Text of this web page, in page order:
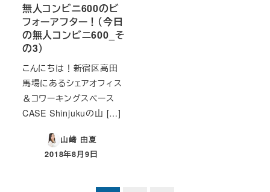
無人コンビニ600のビ
フォーアフター！（今日
の無人コンビニ600_そ
の3）
こんにちは！新宿区高田
馬場にあるシェアオフィス
＆コワーキングスペース
CASE Shinjukuの山 […]
山﨑 由夏
投稿日
2018年8月9日